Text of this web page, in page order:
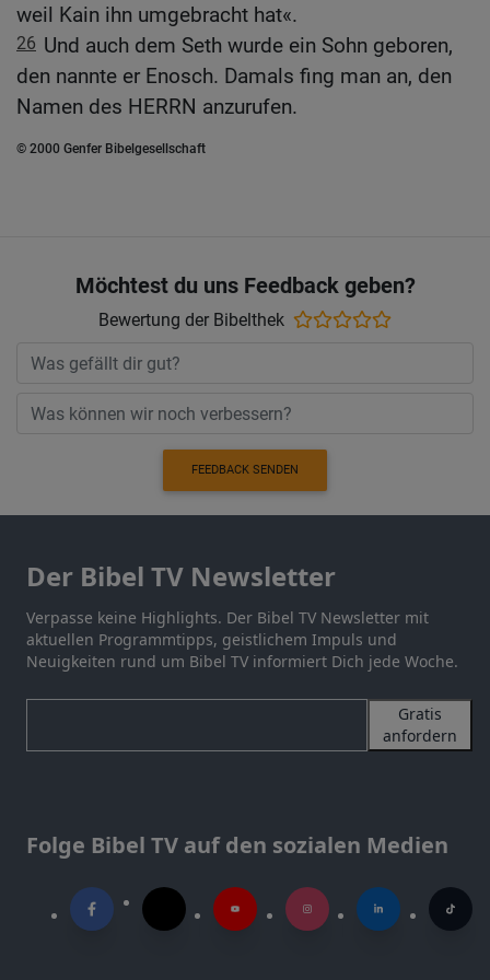
weil Kain ihn umgebracht hat«.
26 Und auch dem Seth wurde ein Sohn geboren,
den nannte er Enosch. Damals fing man an, den
Namen des HERRN anzurufen.
© 2000 Genfer Bibelgesellschaft
Möchtest du uns Feedback geben?
Bewertung der Bibelthek
FEEDBACK SENDEN
Der Bibel TV Newsletter
Verpasse keine Highlights. Der Bibel TV Newsletter mit
aktuellen Programmtipps, geistlichem Impuls und
Neuigkeiten rund um Bibel TV informiert Dich jede Woche.
Gratis
anfordern
Folge Bibel TV auf den sozialen Medien